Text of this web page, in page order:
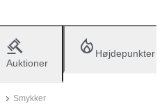
Auktioner
Højdepunkter
Smykker